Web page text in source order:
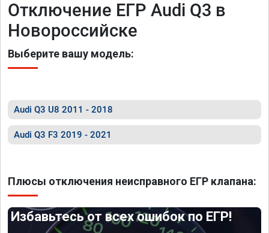
Отключение ЕГР Audi Q3 в
Новороссийске
Выберите вашу модель:
Audi Q3 U8 2011 - 2018
Audi Q3 F3 2019 - 2021
Плюсы отключения неисправного ЕГР клапана:
Избавьтесь от всех ошибок по ЕГР!